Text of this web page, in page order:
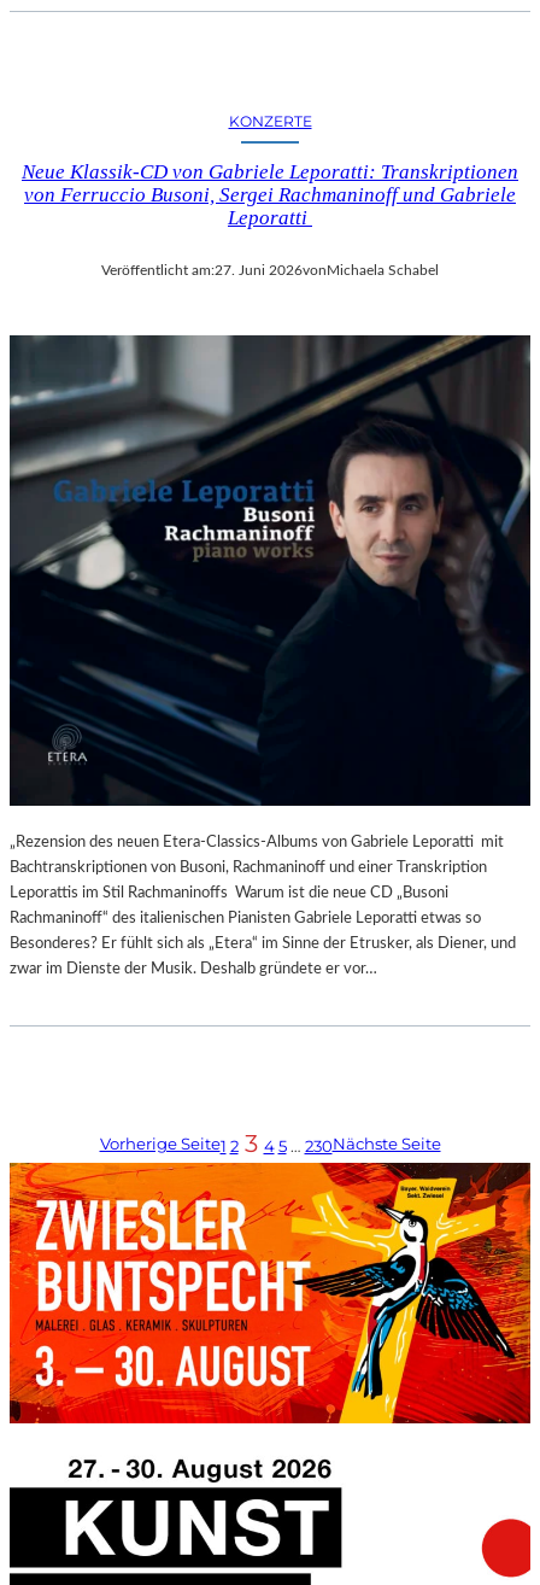
KONZERTE
Neue Klassik-CD von Gabriele Leporatti: Transkriptionen
von Ferruccio Busoni, Sergei Rachmaninoff und Gabriele
Leporatti
Veröffentlicht am:27. Juni 2026von Michaela Schabel
„Rezension des neuen Etera-Classics-Albums von Gabriele Leporatti mit
Bachtranskriptionen von Busoni, Rachmaninoff und einer Transkription
Leporattis im Stil Rachmaninoffs Warum ist die neue CD „Busoni
Rachmaninoff“ des italienischen Pianisten Gabriele Leporatti etwas so
Besonderes? Er fühlt sich als „Etera“ im Sinne der Etrusker, als Diener, und
zwar im Dienste der Musik. Deshalb gründete er vor…
Vorherige Seite1 2 3 4 5 … 230Nächste Seite